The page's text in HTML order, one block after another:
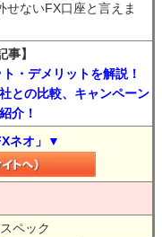
せないFX口座と言えま
】
・デメリットを解説！
との比較、キャンペーン
介！
ネオ」▼
ペック